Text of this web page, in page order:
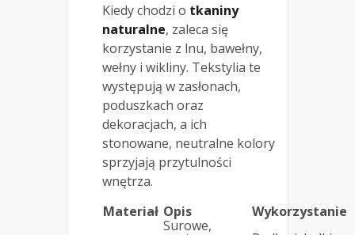
Kiedy chodzi o tkaniny
naturalne, zaleca się
korzystanie z lnu, bawełny,
wełny i wikliny. Tekstylia te
występują w zasłonach,
poduszkach oraz
dekoracjach, a ich
stonowane, neutralne kolory
sprzyjają przytulności
wnętrza.
Materiał Opis Wykorzystanie
Surowe,